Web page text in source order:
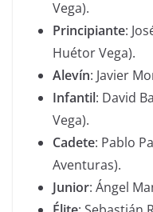
Vega).
Principiante:
Huétor Vega).
Alevín: Javier
Infantil: David
Vega).
Cadete: Pablo
Aventuras).
Junior: Ángel